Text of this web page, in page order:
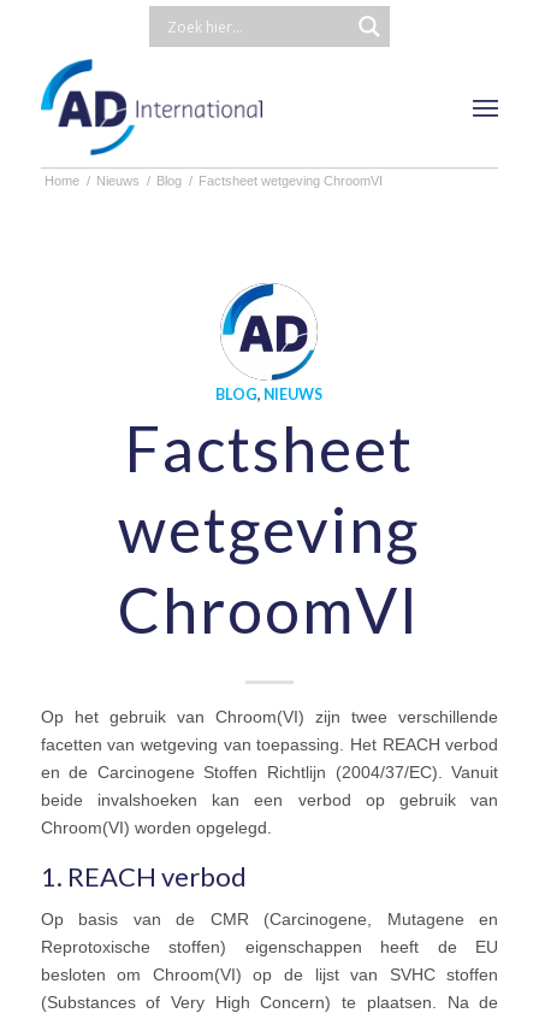
Home / Nieuws / Blog / Factsheet wetgeving ChroomVI
BLOG, NIEUWS
Factsheet
wetgeving
ChroomVI
Op het gebruik van Chroom(VI) zijn twee verschillende
facetten van wetgeving van toepassing. Het REACH verbod
en de Carcinogene Stoffen Richtlijn (2004/37/EC). Vanuit
beide invalshoeken kan een verbod op gebruik van
Chroom(VI) worden opgelegd.
1. REACH verbod
Op basis van de CMR (Carcinogene, Mutagene en
Reprotoxische stoffen) eigenschappen heeft de EU
besloten om Chroom(VI) op de lijst van SVHC stoffen
(Substances of Very High Concern) te plaatsen. Na de